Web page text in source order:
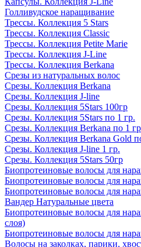
Голливудское наращивание
Трессы. Коллекция 5 Stars
Трессы. Коллекция Classic
Трессы. Коллекция Petite Marie
Трессы. Коллекция J-Line
Трессы. Коллекция Berkana
Срезы из натуральных волос
Срезы. Коллекция Berkana
Срезы. Коллекция J-line
Срезы. Коллекция 5Stars 100гр
Срезы. Коллекция 5Stars по 1 гр.
Срезы. Коллекция Berkana по 1
Срезы. Коллекция Berkana Gold
Срезы. Коллекция J-line 1 гр.
Срезы. Коллекция 5Stars 50гр
Биопротеиновые волосы для
Биопротеиновые волосы для
Биопротеиновые волосы для
Вандер Натуральные цвета
Биопротеиновые волосы для
слоя)
Биопротеиновые волосы для
Волосы на заколках, парики,